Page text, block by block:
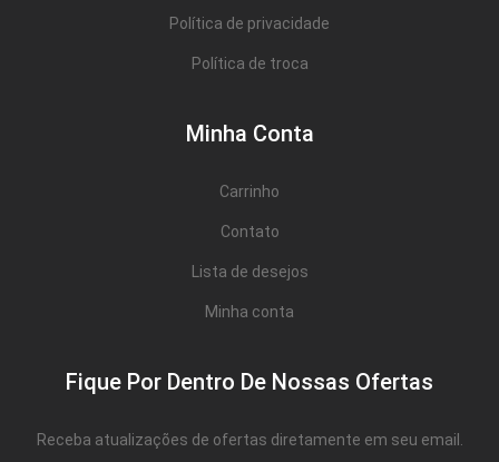
Política de privacidade
Política de troca
Minha Conta
Carrinho
Contato
Lista de desejos
Minha conta
Fique Por Dentro De Nossas Ofertas
Receba atualizações de ofertas diretamente em seu email.